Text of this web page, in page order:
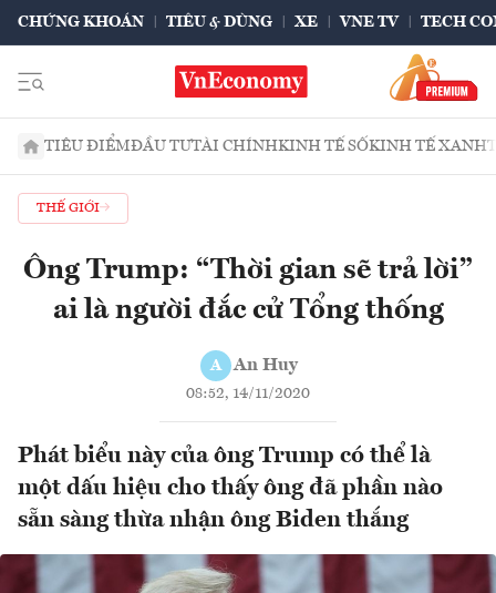
CHỨNG KHOÁN TIÊU & DÙNG XE VNE TV TECH
TIÊU ĐIỂMĐẦU TƯTÀI CHÍNHKINH TẾ SỐKINH TẾ XANH
THẾ GIỚI
Ông Trump: “Thời gian sẽ trả lời”
ai là người đắc cử Tổng thống
A An Huy
08:52, 14/11/2020
Phát biểu này của ông Trump có thể là
một dấu hiệu cho thấy ông đã phần nào
sẵn sàng thừa nhận ông Biden thắng